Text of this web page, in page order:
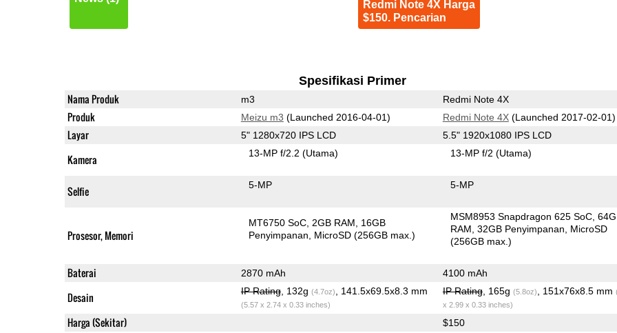
Redmi Note 4X Harga
$150. Pencarian
Spesifikasi Primer
Nama Produk m3 Redmi Note 4X
Produk Meizu m3 (Launched 2016-04-01) Redmi Note 4X(Launched 2017-02-01)
Layar 5" 1280x720 IPS LCD 5.5" 1920x1080 IPS LCD
Kamera 13-MP f/2.2(Utama) 13-MP f/2(Utama)
Selfie 5-MP 5-MP
Prosesor, Memori
MT6750 SoC 2GB RAM
16GB
Penyimpanan
MicroSD (256GB max.)
MSM8953 Snapdragon 625 SoC
RAM 32GB Penyimpanan
MicroSD
(256GB max.)
Baterai 2870 mAh 4100 mAh
Desain IP Rating, 132g (4.7oz) , 141.5x69.5x8.3 mm
(5.57 x 2.74 x 0.33 inches)
IP Rating, 165g (5.8oz) , 151x76x8.5 mm
x 2.99 x 0.33 inches)
Harga (Sekitar) $150